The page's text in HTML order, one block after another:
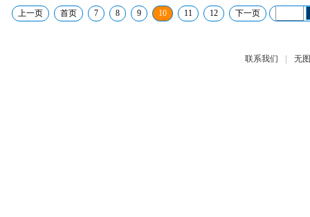
上一页 首页 7 8 9 10 11 12 下一页
联系我们 | 无